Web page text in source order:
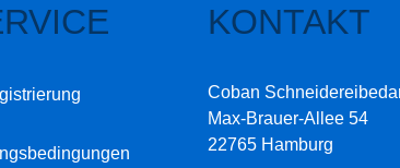
KONTAKT
Coban
Max-Brauer-Allee 54
22765 Hamburg